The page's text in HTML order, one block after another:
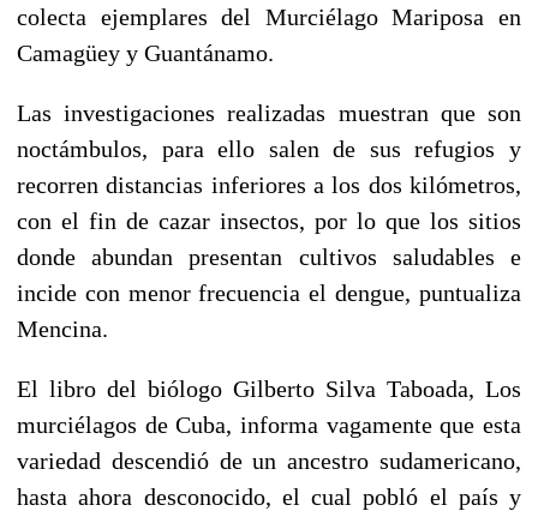
colecta ejemplares del Murciélago Mariposa en
Camagüey y Guantánamo.
Las investigaciones realizadas muestran que son
noctámbulos, para ello salen de sus refugios y
recorren distancias inferiores a los dos kilómetros,
con el fin de cazar insectos, por lo que los sitios
donde abundan presentan cultivos saludables e
incide con menor frecuencia el dengue, puntualiza
Mencina.
El libro del biólogo Gilberto Silva Taboada, Los
murciélagos de Cuba, informa vagamente que esta
variedad descendió de un ancestro sudamericano,
hasta ahora desconocido, el cual pobló el país y